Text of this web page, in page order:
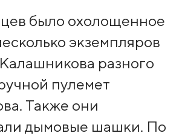
было охолощенное
экземпляров
разного
пулемет
Также они
дымовые шашки. По